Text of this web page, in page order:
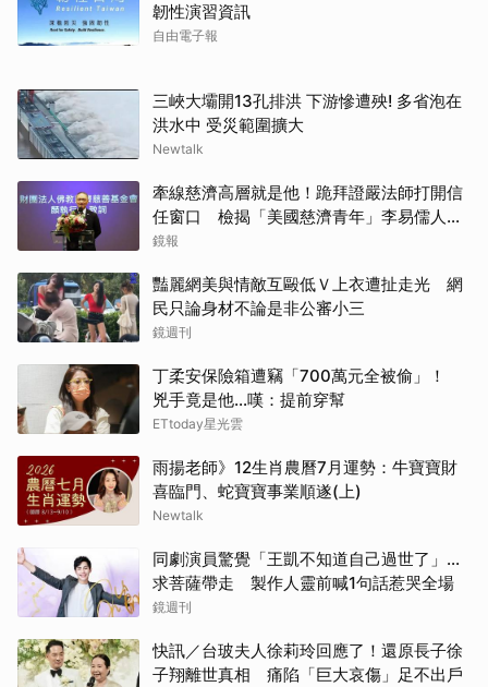
韌性演習資訊
自由電子報
三峽大壩開13孔排洪 下游慘遭殃! 多省泡在
洪水中 受災範圍擴大
Newtalk
牽線慈濟高層就是他！跪拜證嚴法師打開信
任窗口 檢揭「美國慈濟青年」李易儒人脈
網絡
鏡報
豔麗網美與情敵互毆低Ｖ上衣遭扯走光 網
民只論身材不論是非公審小三
鏡週刊
丁柔安保險箱遭竊「700萬元全被偷」！
兇手竟是他...嘆：提前穿幫
ETtoday星光雲
雨揚老師》12生肖農曆7月運勢：牛寶寶財
喜臨門、蛇寶寶事業順遂(上)
Newtalk
同劇演員驚覺「王凱不知道自己過世了」...
求菩薩帶走 製作人靈前喊1句話惹哭全場
鏡週刊
快訊／台玻夫人徐莉玲回應了！還原長子徐
子翔離世真相 痛陷「巨大哀傷」足不出戶